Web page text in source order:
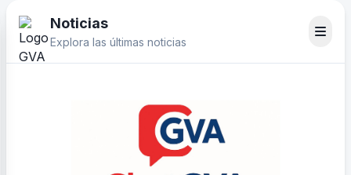
Noticias
Explora las últimas noticias